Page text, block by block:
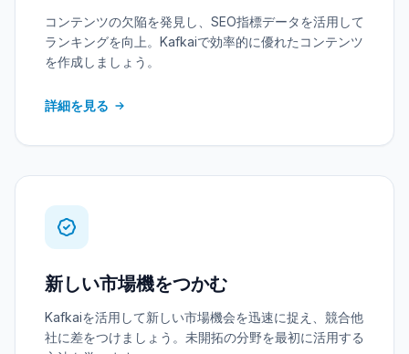
コンテンツの欠陥を発見し、SEO指標データを活用して
ランキングを向上。Kafkaiで効率的に優れたコンテンツ
を作成しましょう。
詳細を見る
新しい市場機をつかむ
Kafkaiを活用して新しい市場機会を迅速に捉え、競合他
社に差をつけましょう。未開拓の分野を最初に活用する